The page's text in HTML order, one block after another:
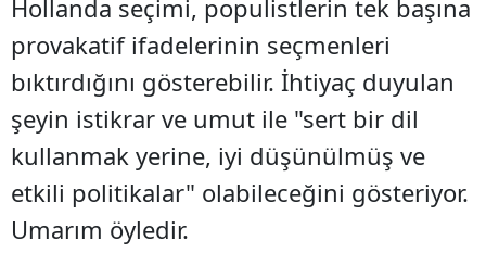
Hollanda seçimi, populistlerin tek başına
provakatif ifadelerinin seçmenleri
bıktırdığını gösterebilir. İhtiyaç duyulan
şeyin istikrar ve umut ile "sert bir dil
kullanmak yerine, iyi düşünülmüş ve
etkili politikalar" olabileceğini gösteriyor.
Umarım öyledir.